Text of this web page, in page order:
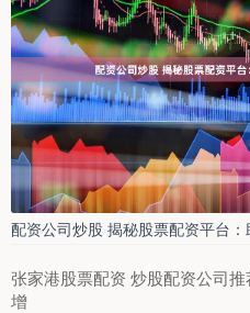
配资公司炒股 揭秘股票配资平台
张家港股票配资 炒股配资公司
增